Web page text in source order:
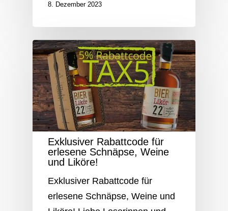
8. Dezember 2023
Exklusiver Rabattcode für
erlesene Schnäpse, Weine
und Liköre!
Exklusiver Rabattcode für
erlesene Schnäpse, Weine und